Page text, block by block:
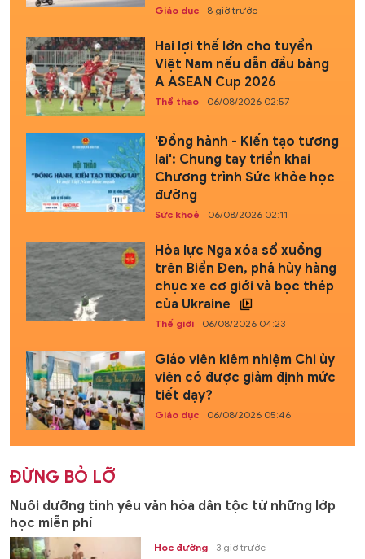
Giáo dục 8 giờ trước
Hai lợi thế lớn cho tuyển
Việt Nam nếu dẫn đầu bảng
A ASEAN Cup 2026
Thể thao 06/08/2026 02:57
'Đồng hành - Kiến tạo tương
lai': Chung tay triển khai
Chương trình Sức khỏe học
đường
Sức khoẻ 06/08/2026 02:11
Hỏa lực Nga xóa sổ xuồng
trên Biển Đen, phá hủy hàng
chục xe cơ giới và bọc thép
của Ukraine
Thế giới 06/08/2026 04:23
Giáo viên kiêm nhiệm Chi ủy
viên có được giảm định mức
tiết dạy?
Giáo dục 06/08/2026 05:46
ĐỪNG BỎ LỠ
Nuôi dưỡng tình yêu văn hóa dân tộc từ những lớp
học miễn phí
Học đường 3 giờ trước